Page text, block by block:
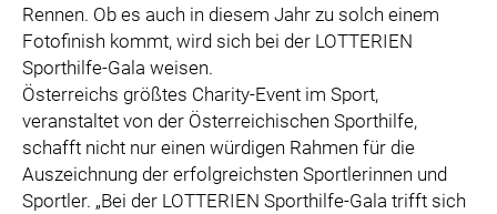
Rennen. Ob es auch in diesem Jahr zu solch einem
Fotofinish kommt, wird sich bei der LOTTERIEN
Sporthilfe-Gala weisen.
Österreichs größtes Charity-Event im Sport,
veranstaltet von der Österreichischen Sporthilfe,
schafft nicht nur einen würdigen Rahmen für die
Auszeichnung der erfolgreichsten Sportlerinnen und
Sportler. „Bei der LOTTERIEN Sporthilfe-Gala trifft sich